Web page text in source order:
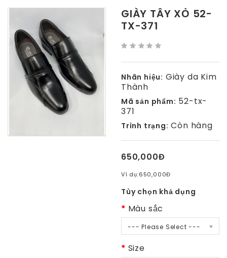
GIÀY TÂY XỎ 52-
TX-371
Nhãn hiệu: Giày da Kim
Thành
Mã sản phẩm: 52-tx-
371
Trình trạng: Còn hàng
650,000Đ
Ví dụ:650,000Đ
Tùy chọn khả dụng
Màu sắc
--- Please Select ---
Size